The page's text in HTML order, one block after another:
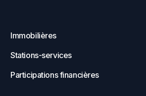
Immobilières
Stations-services
Participations financières